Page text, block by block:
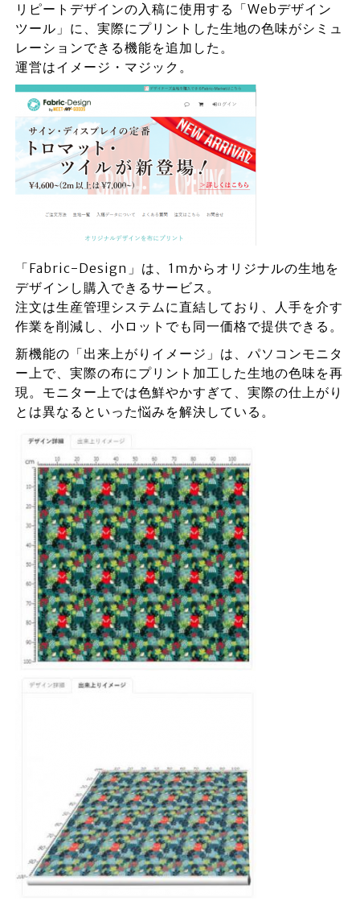
リピートデザインの入稿に使用する「Webデザイン
ツール」に、実際にプリントした生地の色味がシミュ
レーションできる機能を追加した。
運営はイメージ・マジック。
「Fabric-Design」は、1mからオリジナルの生地を
デザインし購入できるサービス。
注文は生産管理システムに直結しており、人手を介す
作業を削減し、小ロットでも同一価格で提供できる。
新機能の「出来上がりイメージ」は、パソコンモニタ
ー上で、実際の布にプリント加工した生地の色味を再
現。モニター上では色鮮やかすぎて、実際の仕上がり
とは異なるといった悩みを解決している。